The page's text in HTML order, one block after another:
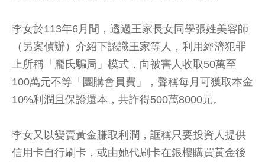
李女於113年6月間，透過王家長女同學張姓美容師
（另案偵辦）介紹下認識王家等人，利用經濟犯罪
上所稱「龐氏騙局」模式，向被害人收取50萬至
100萬元不等「團購會員費」，聲稱每月可獲取本金
10%利潤且保證還本，共詐得500萬8000元。
李女又以變賣黃金賺取利潤，誆稱只要投資人提供
信用卡自行刷卡，或由她代刷卡在銀樓購買黃金後